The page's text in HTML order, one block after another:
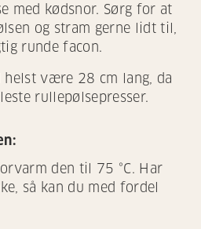
med kødsnor. Sørg for at
og stram gerne lidt til,
runde facon.
helst være 28 cm lang, da
rullepølsepresser.
den til 75 °C. Har
så kan du med fordel